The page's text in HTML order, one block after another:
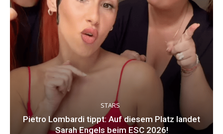
STARS
Pietro Lombardi tippt: Auf diesem Platz landet
Sarah Engels beim ESC 2026!